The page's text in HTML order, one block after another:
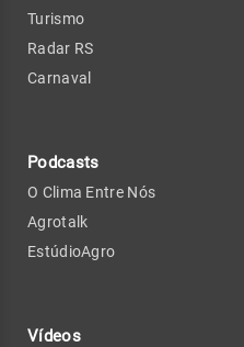
Turismo
Radar RS
Carnaval
Podcasts
O Clima Entre Nós
Agrotalk
EstúdioAgro
Vídeos